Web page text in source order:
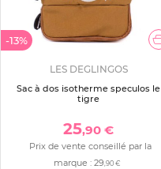
-13%
LES DEGLINGOS
Sac à dos isotherme speculos le
tigre
25,90 €
Prix de vente conseillé par la
marque : 29 ,90 €